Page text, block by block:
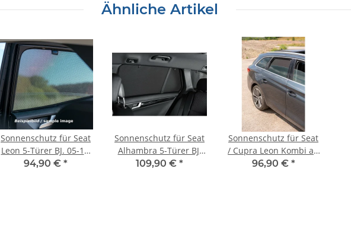
Ähnliche Artikel
Sonnenschutz für Seat
Leon 5-Türer BJ. 05-10,
6-teilig
94,90 € *
Sonnenschutz für Seat
Alhambra 5-Türer BJ.
Ab 2011, 6-teilig
109,90 € *
Sonnenschutz für Seat
/ Cupra Leon Kombi ab
BJ. 2020, 6-teilig
96,90 € *